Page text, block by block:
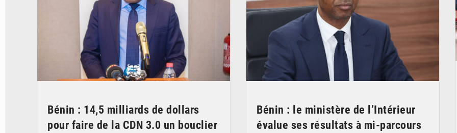
Bénin : 14,5 milliards de dollars
pour faire de la CDN 3.0 un bouclier
Bénin : le ministère de l’Intérieur
évalue ses résultats à mi-parcours